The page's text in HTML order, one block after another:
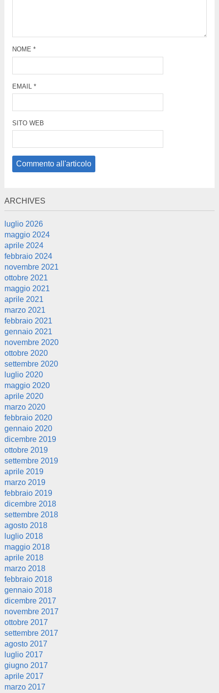
NOME *
EMAIL *
SITO WEB
ARCHIVES
luglio 2026
maggio 2024
aprile 2024
febbraio 2024
novembre 2021
ottobre 2021
maggio 2021
aprile 2021
marzo 2021
febbraio 2021
gennaio 2021
novembre 2020
ottobre 2020
settembre 2020
luglio 2020
maggio 2020
aprile 2020
marzo 2020
febbraio 2020
gennaio 2020
dicembre 2019
ottobre 2019
settembre 2019
aprile 2019
marzo 2019
febbraio 2019
dicembre 2018
settembre 2018
agosto 2018
luglio 2018
maggio 2018
aprile 2018
marzo 2018
febbraio 2018
gennaio 2018
dicembre 2017
novembre 2017
ottobre 2017
settembre 2017
agosto 2017
luglio 2017
giugno 2017
aprile 2017
marzo 2017